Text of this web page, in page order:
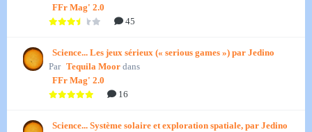
FFr Mag' 2.0
45
Science... Les jeux sérieux (« serious games ») par Jedino
Par Tequila Moor dans
FFr Mag' 2.0
16
Science... Système solaire et exploration spatiale, par Jedino